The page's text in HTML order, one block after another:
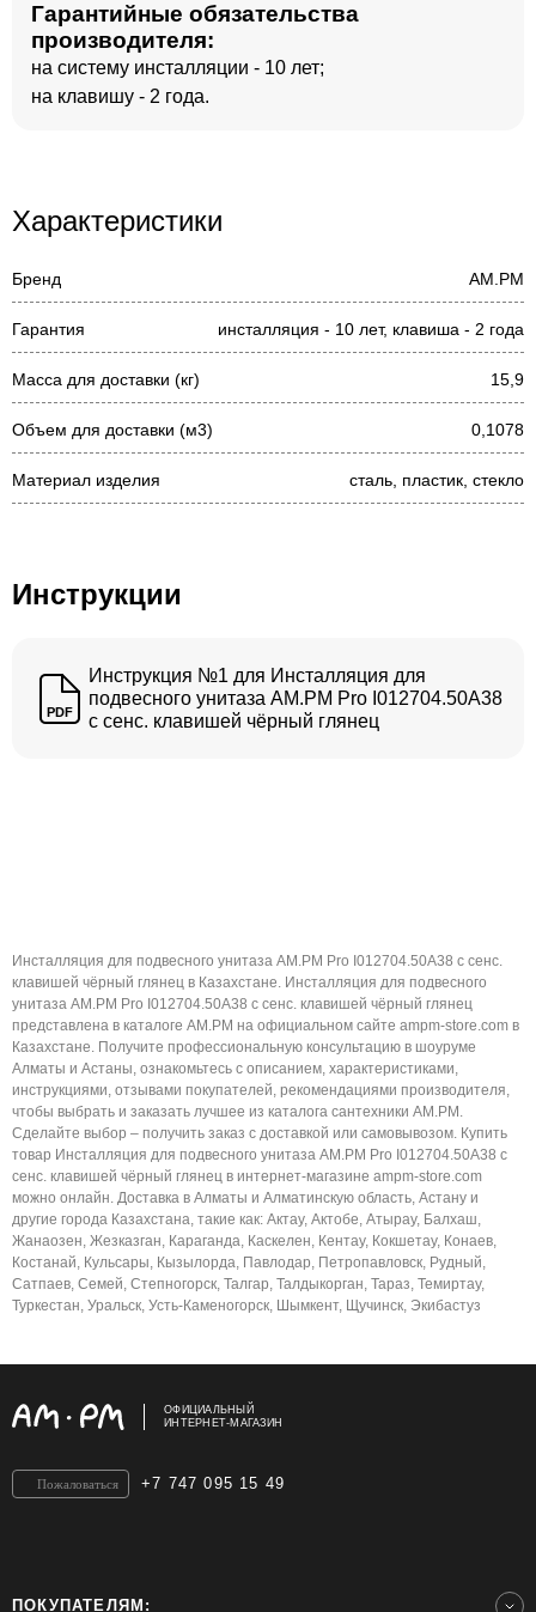
Гарантийные обязательства
производителя:
на систему инсталляции - 10 лет;
на клавишу - 2 года.
Характеристики
Бренд AM.PM
Гарантия инсталляция - 10 лет, клавиша - 2 года
Масса для доставки (кг) 15,9
Объем для доставки (м3) 0,1078
Материал изделия сталь, пластик, стекло
Инструкции
PDF
Инструкция №1 для Инсталляция для
подвесного унитаза AM.PM Pro I012704.50A38
с сенс. клавишей чёрный глянец
Инсталляция для подвесного унитаза AM.PM Pro I012704.50A38 с сенс.
клавишей чёрный глянец в Казахстане. Инсталляция для подвесного
унитаза AM.PM Pro I012704.50A38 с сенс. клавишей чёрный глянец
представлена в каталоге AM.PM на официальном сайте ampm-store.com в
Казахстане. Получите профессиональную консультацию в шоуруме
Алматы и Астаны, ознакомьтесь с описанием, характеристиками,
инструкциями, отзывами покупателей, рекомендациями производителя,
чтобы выбрать и заказать лучшее из каталога сантехники AM.PM.
Сделайте выбор – получить заказ с доставкой или самовывозом. Купить
товар Инсталляция для подвесного унитаза AM.PM Pro I012704.50A38 с
сенс. клавишей чёрный глянец в интернет-магазине ampm-store.com
можно онлайн. Доставка в Алматы и Алматинскую область, Астану и
другие города Казахстана, такие как: Актау, Актобе, Атырау, Балхаш,
Жанаозен, Жезказган, Караганда, Каскелен, Кентау, Кокшетау, Конаев,
Костанай, Кульсары, Кызылорда, Павлодар, Петропавловск, Рудный,
Сатпаев, Семей, Степногорск, Талгар, Талдыкорган, Тараз, Темиртау,
Туркестан, Уральск, Усть-Каменогорск, Шымкент, Щучинск, Экибастуз
ОФИЦИАЛЬНЫЙ
ИНТЕРНЕТ-МАГАЗИН
+7 747 095 15 49
Пожаловаться
ПОКУПАТЕЛЯМ: